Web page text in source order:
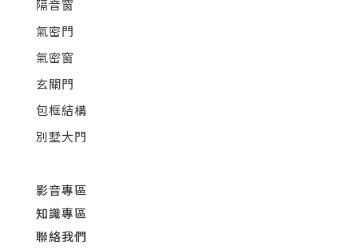
隔音窗
氣密門
氣密窗
玄關門
包框結構
別墅大門
影音專區
知識專區
聯絡我們